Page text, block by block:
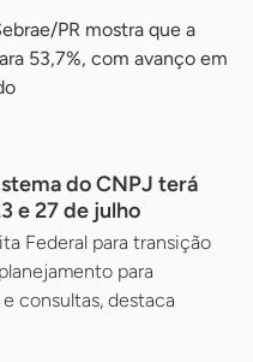
PR mostra que a
53,7%, com avanço em
do CNPJ terá
e 27 de julho
Federal para transição
para
consultas, destaca